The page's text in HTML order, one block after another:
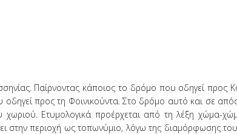
Παίρνοντας κάποιος το δρόμο που οδηγεί προς
προς τη Φοινικούντα. Στο δρόμο αυτό και σε
Ετυμολογικά προέρχεται από τη λέξη χώμα-
στην περιοχή ως τοπωνύμιο, λόγω της διαμόρφωσης